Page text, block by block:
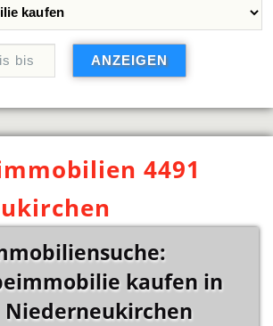
4491
kaufen in
Niederneukirchen